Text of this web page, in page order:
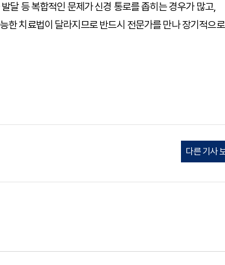
달 등 복합적인 문제가 신경 통로를 좁히는 경우가 많고,
한 치료법이 달라지므로 반드시 전문가를 만나 장기적으로
다른 기사